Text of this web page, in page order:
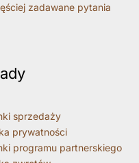
zadawane pytania
sprzedaży
prywatności
programu partnerskiego